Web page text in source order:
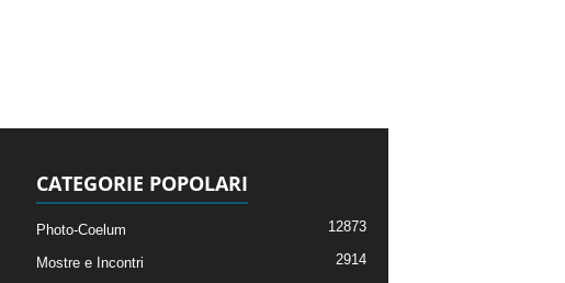
CATEGORIE POPOLARI
Photo-Coelum 12873
Mostre e Incontri 2914